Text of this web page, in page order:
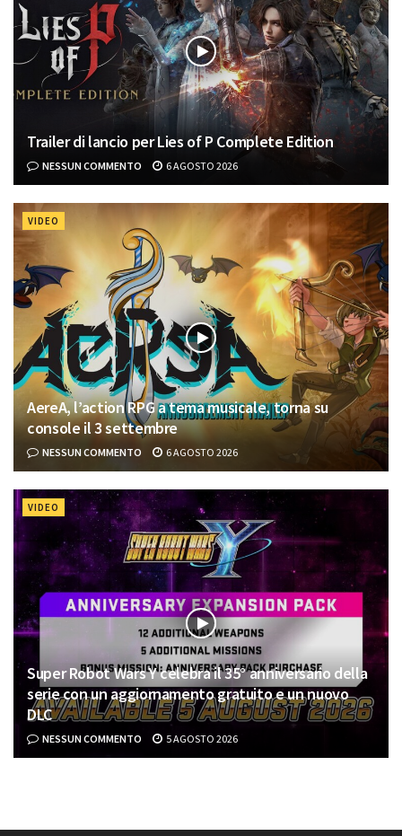
Trailer di lancio per Lies of P Complete Edition
NESSUN COMMENTO 6 AGOSTO 2026
VIDEO
AereA, l’action RPG a tema musicale, torna su
console il 3 settembre
NESSUN COMMENTO 6 AGOSTO 2026
VIDEO
Super Robot Wars Y celebra il 35° anniversario della
serie con un aggiornamento gratuito e un nuovo
DLC
NESSUN COMMENTO 5 AGOSTO 2026